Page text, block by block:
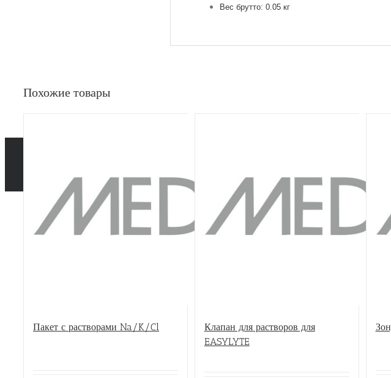
Вес брутто: 0.05 кг
Похожие товары
Пакет с растворами Na/K/Cl
Клапан для растворов для
EASYLYTE